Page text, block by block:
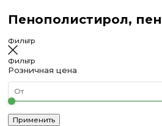
Пенополистирол,
Фильтр
Фильтр
Розничная цена